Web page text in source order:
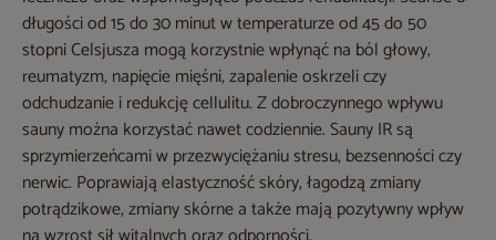
długości od 15 do 30 minut w temperaturze od 45 do 50
stopni Celsjusza mogą korzystnie wpłynąć na ból głowy,
reumatyzm, napięcie mięśni, zapalenie oskrzeli czy
odchudzanie i redukcję cellulitu. Z dobroczynnego wpływu
sauny można korzystać nawet codziennie. Sauny IR są
sprzymierzeńcami w przezwyciężaniu stresu, bezsenności czy
nerwic. Poprawiają elastyczność skóry, łagodzą zmiany
potrądzikowe, zmiany skórne a także mają pozytywny wpływ